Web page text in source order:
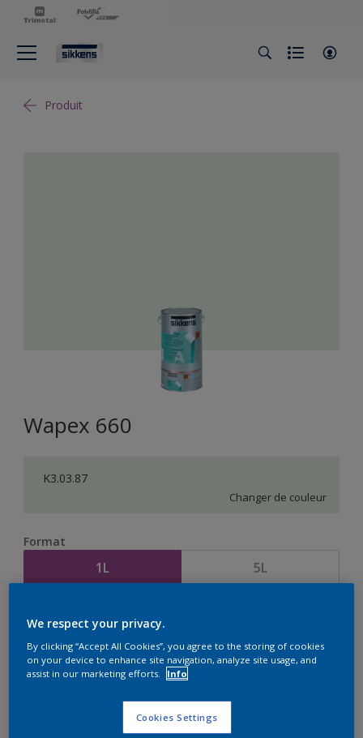
Produit
Wapex 660
K3.03.87
Changer de couleur
Format
1L 5L
Calculer
We respect your privacy.
By clicking “Accept All Cookies”, you agree to the storing of cookies
on your device to enhance site navigation, analyze site usage, and
assist in our marketing efforts.
Info
Cookies Settings